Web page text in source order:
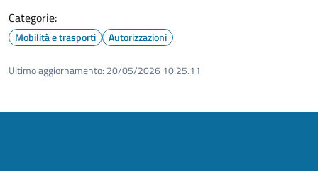
Categorie:
Mobilità e trasporti Autorizzazioni
Ultimo aggiornamento: 20/05/2026 10:25.11